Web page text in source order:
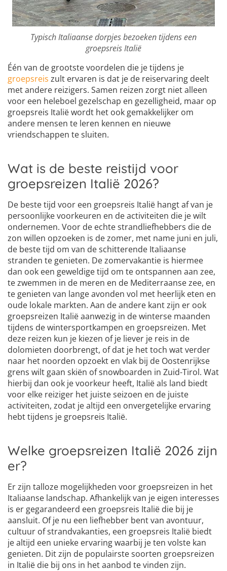
Typisch Italiaanse dorpjes bezoeken tijdens een
groepsreis Italië
Één van de grootste voordelen die je tijdens je
groepsreis zult ervaren is dat je de reiservaring deelt
met andere reizigers. Samen reizen zorgt niet alleen
voor een heleboel gezelschap en gezelligheid, maar op
groepsreis Italië wordt het ook gemakkelijker om
andere mensen te leren kennen en nieuwe
vriendschappen te sluiten.
Wat is de beste reistijd voor
groepsreizen Italië 2026?
De beste tijd voor een groepsreis Italië hangt af van je
persoonlijke voorkeuren en de activiteiten die je wilt
ondernemen. Voor de echte strandliefhebbers die de
zon willen opzoeken is de zomer, met name juni en juli,
de beste tijd om van de schitterende Italiaanse
stranden te genieten. De zomervakantie is hiermee
dan ook een geweldige tijd om te ontspannen aan zee,
te zwemmen in de meren en de Mediterraanse zee, en
te genieten van lange avonden vol met heerlijk eten en
oude lokale markten. Aan de andere kant zijn er ook
groepsreizen Italië aanwezig in de winterse maanden
tijdens de wintersportkampen en groepsreizen. Met
deze reizen kun je kiezen of je liever je reis in de
dolomieten doorbrengt, of dat je het toch wat verder
naar het noorden opzoekt en vlak bij de Oostenrijkse
grens wilt gaan skiën of snowboarden in Zuid-Tirol. Wat
hierbij dan ook je voorkeur heeft, Italië als land biedt
voor elke reiziger het juiste seizoen en de juiste
activiteiten, zodat je altijd een onvergetelijke ervaring
hebt tijdens je groepsreis Italië.
Welke groepsreizen Italië 2026 zijn
er?
Er zijn talloze mogelijkheden voor groepsreizen in het
Italiaanse landschap. Afhankelijk van je eigen interesses
is er gegarandeerd een groepsreis Italië die bij je
aansluit. Of je nu een liefhebber bent van avontuur,
cultuur of strandvakanties, een groepsreis Italië biedt
je altijd een unieke ervaring waarbij je ten volste kan
genieten. Dit zijn de populairste soorten groepsreizen
in Italië die bij ons in het aanbod te vinden zijn.